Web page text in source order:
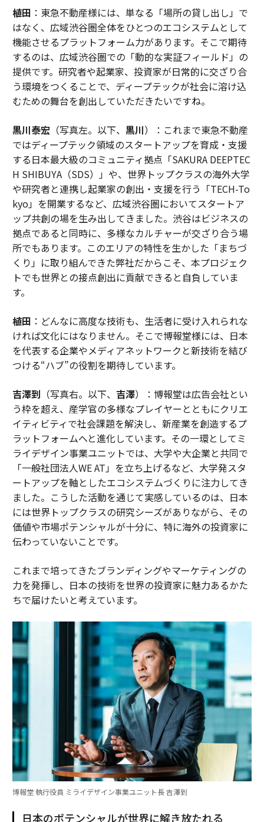
植田 ：東急不動産様には、単なる「場所の貸し出し」で
はなく、広域渋谷圏全体をひとつのエコシステムとして
機能させるプラットフォーム力があります。そこで期待
するのは、広域渋谷圏での「動的な実証フィールド」の
提供です。研究者や起業家、投資家が日常的に交ざり合
う環境をつくることで、ディープテックが社会に溶け込
むための舞台を創出していただきたいですね。
黒川泰宏 （写真左。以下、 黒川）：これまで東急不動産
ではディープテック領域のスタートアップを育成・支援
する日本最大級のコミュニティ拠点「SAKURA DEEPTEC
H SHIBUYA（SDS）」や、世界トップクラスの海外大学
や研究者と連携し起業家の創出・支援を行う「TECH-To
kyo」を開業するなど、広域渋谷圏においてスタートア
ップ共創の場を生み出してきました。渋谷はビジネスの
拠点であると同時に、多様なカルチャーが交ざり合う場
所でもあります。このエリアの特性を生かした「まちづ
くり」に取り組んできた弊社だからこそ、本プロジェク
トでも世界との接点創出に貢献できると自負していま
す。
植田 ：どんなに高度な技術も、生活者に受け入れられな
ければ文化にはなりません。そこで博報堂様には、日本
を代表する企業やメディアネットワークと新技術を結び
つける“ハブ”の役割を期待しています。
吉澤到 （写真右。以下、 吉澤）：博報堂は広告会社とい
う枠を超え、産学官の多様なプレイヤーとともにクリエ
イティビティで社会課題を解決し、新産業を創造するプ
ラットフォームへと進化しています。その一環としてミ
ライデザイン事業ユニットでは、大学や大企業と共同で
「一般社団法人WE AT」を立ち上げるなど、大学発スタ
ートアップを軸としたエコシステムづくりに注力してき
ました。こうした活動を通じて実感しているのは、日本
には世界トップクラスの研究シーズがありながら、その
価値や市場ポテンシャルが十分に、特に海外の投資家に
伝わっていないことです。
これまで培ってきたブランディングやマーケティングの
力を発揮し、日本の技術を世界の投資家に魅力あるかた
ちで届けたいと考えています。
博報堂 執行役員 ミライデザイン事業ユニット長 吉澤到
日本のポテンシャルが世界に解き放たれる